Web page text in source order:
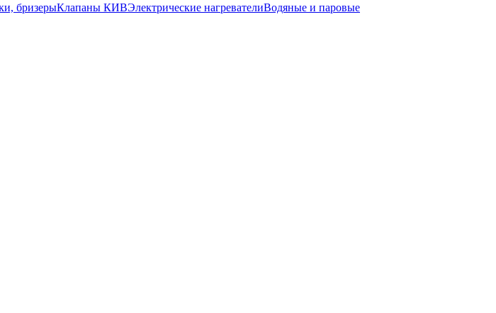
бризерыКлапаны КИВЭлектрические нагревателиВодяные и паровые